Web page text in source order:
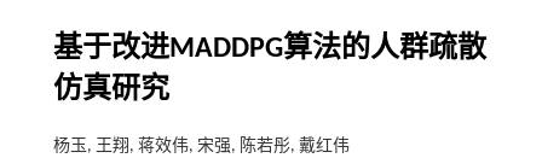
基于改进MADDPG算法的人群疏散
仿真研究
杨玉, 王翔, 蒋效伟, 宋强, 陈若彤, 戴红伟